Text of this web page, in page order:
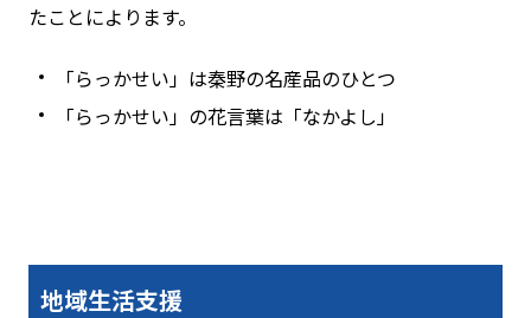
たことによります。
「らっかせい」は秦野の名産品のひとつ
「らっかせい」の花言葉は「なかよし」
地域生活支援